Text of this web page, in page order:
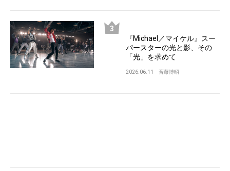
『Michael／マイケル』スー
パースターの光と影、その
「光」を求めて
2026.06.11 斉藤博昭